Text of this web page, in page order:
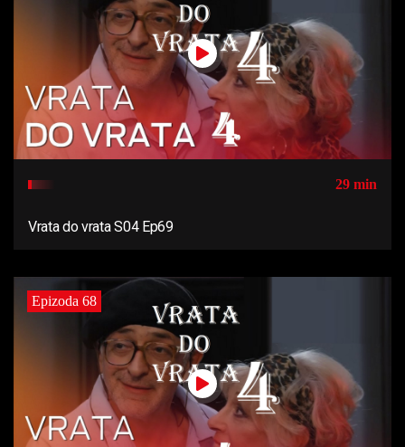
29 min
Vrata do vrata S04 Ep69
Epizoda 68